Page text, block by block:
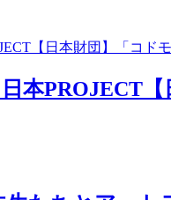
本PROJECT